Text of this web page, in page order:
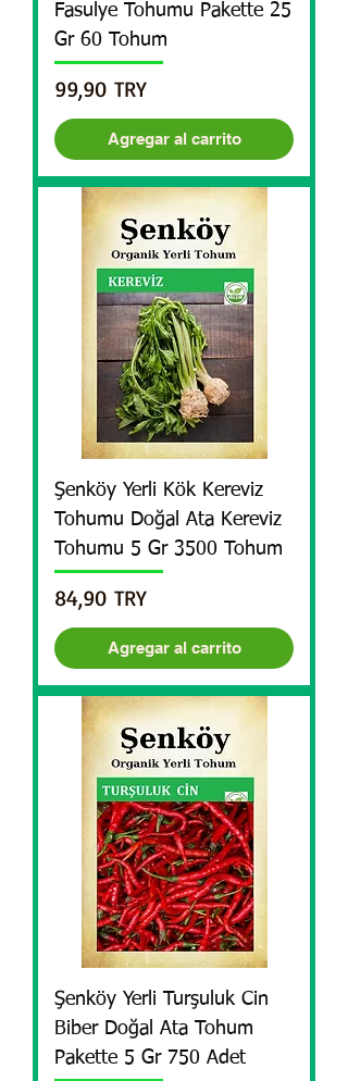
Fasulye Tohumu Pakette 25
Gr 60 Tohum
Precio
99,90 TRY
Agregar al carrito
Şenköy Yerli Kök Kereviz
Tohumu Doğal Ata Kereviz
Tohumu 5 Gr 3500 Tohum
Precio
84,90 TRY
Agregar al carrito
Şenköy Yerli Turşuluk Cin
Biber Doğal Ata Tohum
Pakette 5 Gr 750 Adet